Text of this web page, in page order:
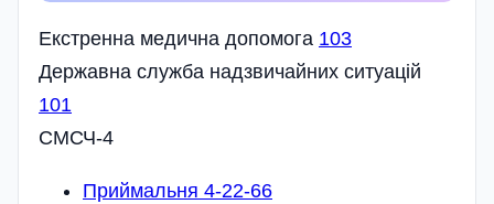
Екстренна медична допомога 103
Державна служба надзвичайних ситуацій
101
СМСЧ-4
Приймальня 4-22-66